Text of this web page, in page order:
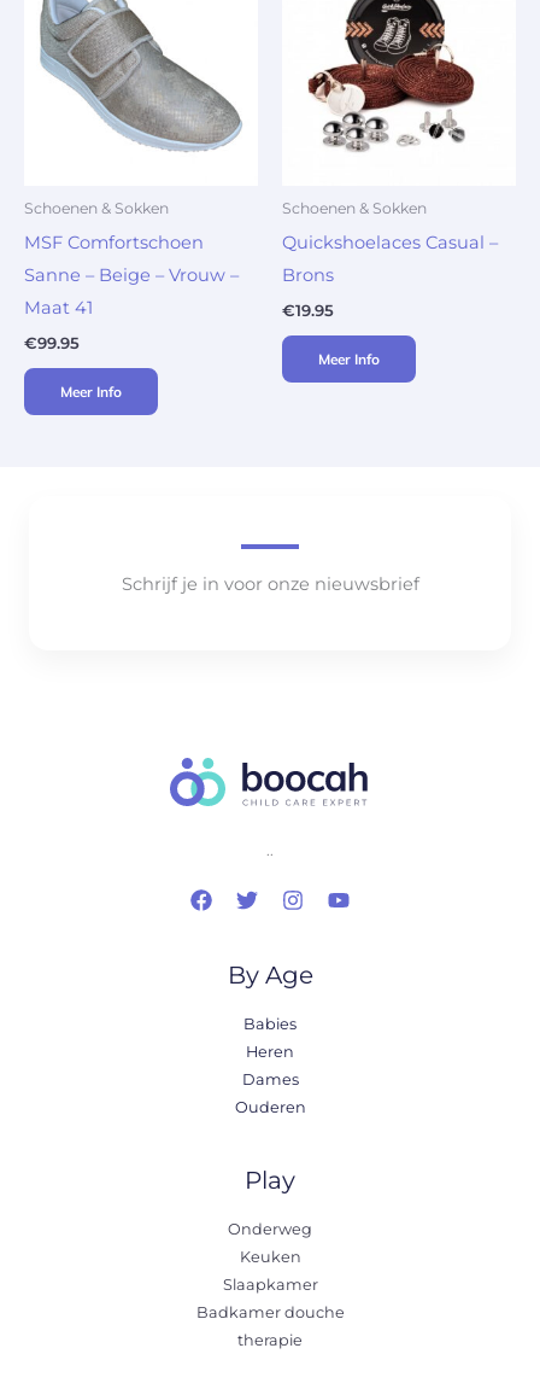
Schoenen & Sokken
MSF Comfortschoen
Sanne – Beige – Vrouw –
Maat 41
€99.95
Meer Info
Schoenen & Sokken
Quickshoelaces Casual –
Brons
€19.95
Meer Info
Schrijf je in voor onze nieuwsbrief
..
By Age
Babies
Heren
Dames
Ouderen
Play
Onderweg
Keuken
Slaapkamer
Badkamer douche
therapie